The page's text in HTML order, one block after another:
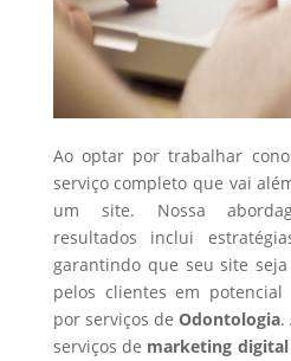
Ao optar por trabalhar
serviço completo que vai
um site. Nossa
resultados inclui
garantindo que seu site
pelos clientes em
por serviços de Odontologia.
serviços de marketing digital